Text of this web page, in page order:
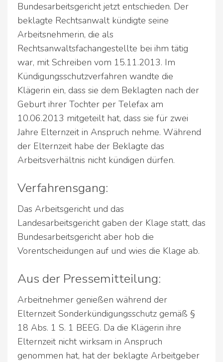
Bundesarbeitsgericht jetzt entschieden. Der
beklagte Rechtsanwalt kündigte seine
Arbeitsnehmerin, die als
Rechtsanwaltsfachangestellte bei ihm tätig
war, mit Schreiben vom 15.11.2013. Im
Kündigungsschutzverfahren wandte die
Klägerin ein, dass sie dem Beklagten nach der
Geburt ihrer Tochter per Telefax am
10.06.2013 mitgeteilt hat, dass sie für zwei
Jahre Elternzeit in Anspruch nehme. Während
der Elternzeit habe der Beklagte das
Arbeitsverhältnis nicht kündigen dürfen.
Verfahrensgang:
Das Arbeitsgericht und das
Landesarbeitsgericht gaben der Klage statt, das
Bundesarbeitsgericht aber hob die
Vorentscheidungen auf und wies die Klage ab.
Aus der Pressemitteilung:
Arbeitnehmer genießen während der
Elternzeit Sonderkündigungsschutz gemäß §
18 Abs. 1 S. 1 BEEG. Da die Klägerin ihre
Elternzeit nicht wirksam in Anspruch
genommen hat, hat der beklagte Arbeitgeber